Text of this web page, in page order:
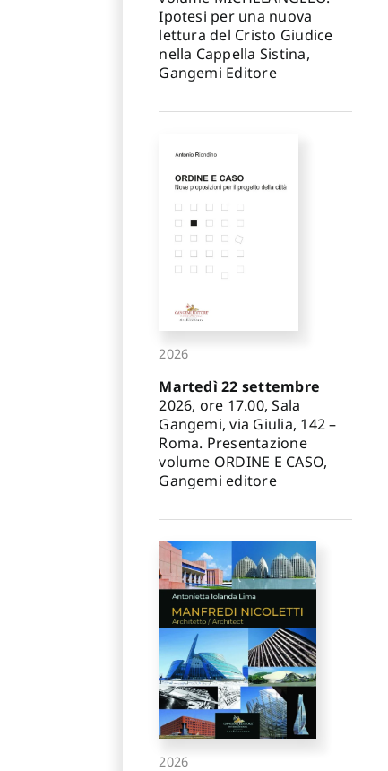
Ipotesi per una nuova
lettura del Cristo Giudice
nella Cappella Sistina,
Gangemi Editore
2026
Martedì 22 settembre
2026, ore 17.00, Sala
Gangemi, via Giulia, 142 –
Roma. Presentazione
volume ORDINE E CASO,
Gangemi editore
2026